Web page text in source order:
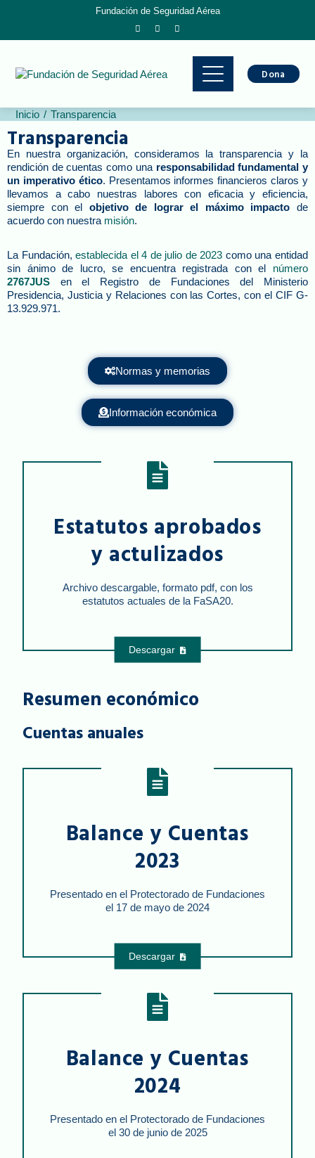
Fundación de Seguridad Aérea
Dona
Inicio Transparencia
Transparencia
En nuestra organización, consideramos la transparencia y la
rendición de cuentas como una responsabilidad fundamental y
un imperativo ético. Presentamos informes financieros claros y
llevamos a cabo nuestras labores con eficacia y eficiencia,
siempre con el objetivo de lograr el máximo impacto de
acuerdo con nuestra misión.
La Fundación,establecida el 4 de julio de 2023 como una entidad
sin ánimo de lucro, se encuentra registrada con el número
2767JUS en el Registro de Fundaciones del Ministerio
Presidencia, Justicia y Relaciones con las Cortes, con el CIF G-
13.929.971.
Normas y memorias
Información económica
Estatutos aprobados
y actulizados
Archivo descargable, formato pdf, con los
estatutos actuales de la FaSA20.
Descargar
Resumen económico
Cuentas anuales
Balance y Cuentas
2023
Presentado en el Protectorado de Fundaciones
el 17 de mayo de 2024
Descargar
Balance y Cuentas
2024
Presentado en el Protectorado de Fundaciones
el 30 de junio de 2025